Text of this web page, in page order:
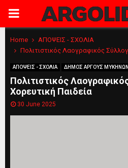
PRIMARY
MENU
Home
ΑΠΟΨΕΙΣ - ΣΧΟΛΙΑ
Πολιτιστικός Λαογραφικός
ΑΠΟΨΕΙΣ - ΣΧΟΛΙΑ ΔΗΜΟΣ ΑΡΓΟΥΣ ΜΥΚΗΝΩΝ
Πολιτιστικός
Χορευτική Παιδεία
30 June 2025